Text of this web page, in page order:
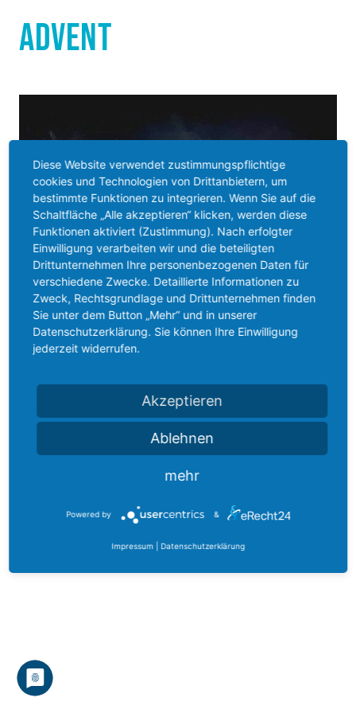
Advent
Diese Website verwendet zustimmungspflichtige
cookies und Technologien von Drittanbietern, um
bestimmte Funktionen zu integrieren. Wenn Sie auf die
Schaltfläche „Alle akzeptieren“ klicken, werden diese
Funktionen aktiviert (Zustimmung). Nach erfolgter
Einwilligung verarbeiten wir und die beteiligten
Drittunternehmen Ihre personenbezogenen Daten für
verschiedene Zwecke. Detaillierte Informationen zu
Zweck, Rechtsgrundlage und Drittunternehmen finden
Sie unter dem Button „Mehr“ und in unserer
Datenschutzerklärung. Sie können Ihre Einwilligung
jederzeit widerrufen.
Akzeptieren
Ablehnen
mehr
Powered by &
Impressum Datenschutzerklärung